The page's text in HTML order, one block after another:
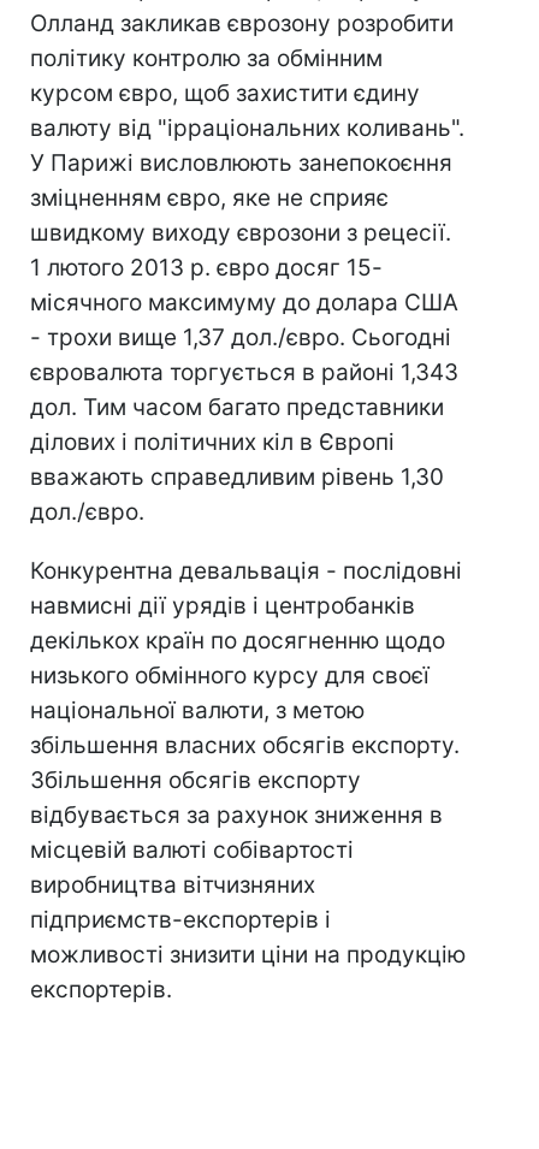
Олланд закликав єврозону розробити
політику контролю за обмінним
курсом євро, щоб захистити єдину
валюту від "ірраціональних коливань".
У Парижі висловлюють занепокоєння
зміцненням євро, яке не сприяє
швидкому виходу єврозони з рецесії.
1 лютого 2013 р. євро досяг 15-
місячного максимуму до долара США
- трохи вище 1,37 дол./євро. Сьогодні
євровалюта торгується в районі 1,343
дол. Тим часом багато представники
ділових і політичних кіл в Європі
вважають справедливим рівень 1,30
дол./євро.
Конкурентна девальвація - послідовні
навмисні дії урядів і центробанків
декількох країн по досягненню щодо
низького обмінного курсу для своєї
національної валюти, з метою
збільшення власних обсягів експорту.
Збільшення обсягів експорту
відбувається за рахунок зниження в
місцевій валюті собівартості
виробництва вітчизняних
підприємств-експортерів і
можливості знизити ціни на продукцію
експортерів.